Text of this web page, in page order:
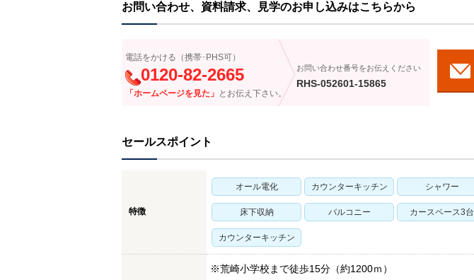
お問い合わせ、資料請求、見学のお申し込みはこちらから
電話をかける（携帯･PHS可）
0120-82-2665
「ホームページを見た」 とお伝え下さい。
お問い合わせ番号をお伝えください
RHS-052601-15865
セールスポイント
特徴
オール電化 カウンターキッチン シャワー
床下収納 バルコニー カースペース3台
カウンターキッチン
※荒崎小学校まで徒歩15分（約1200ｍ）